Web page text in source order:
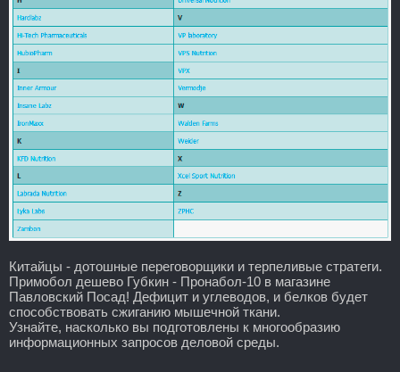
Китайцы - дотошные переговорщики и терпеливые стратеги.
Примобол дешево Губкин - Пронабол-10 в магазине
Павловский Посад! Дефицит и углеводов, и белков будет
способствовать сжиганию мышечной ткани.
Узнайте, насколько вы подготовлены к многообразию
информационных запросов деловой среды.